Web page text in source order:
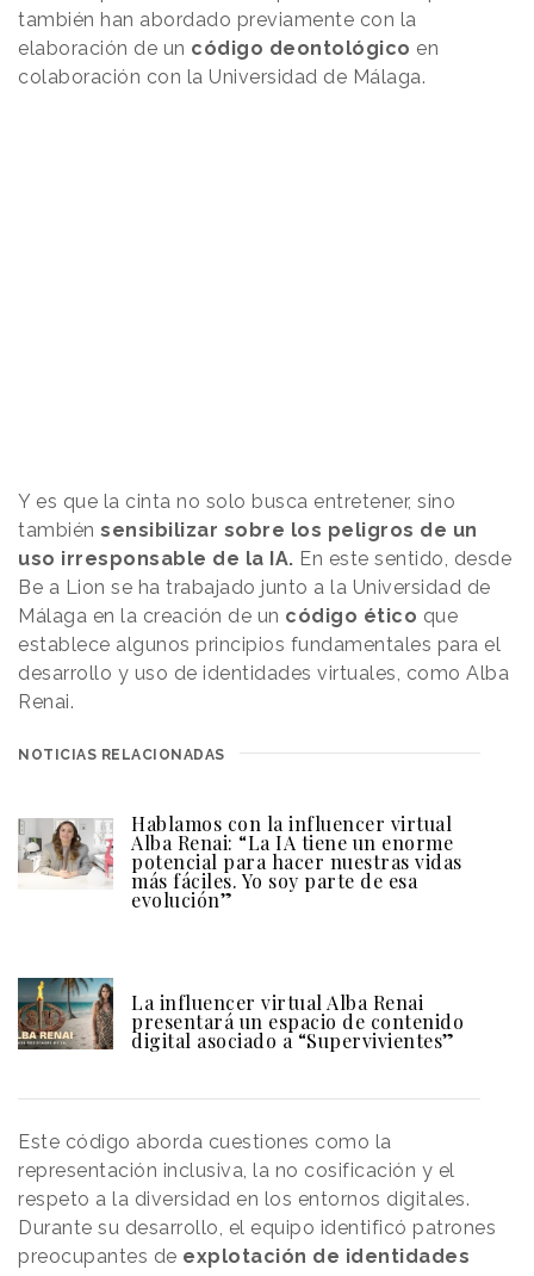
también han abordado previamente con la
elaboración de un código deontológico en
colaboración con la Universidad de Málaga.
Y es que la cinta no solo busca entretener, sino
también sensibilizar sobre los peligros de un
uso irresponsable de la IA. En este sentido, desde
Be a Lion se ha trabajado junto a la Universidad de
Málaga en la creación de un código ético que
establece algunos principios fundamentales para el
desarrollo y uso de identidades virtuales, como Alba
Renai.
NOTICIAS RELACIONADAS
Hablamos con la influencer virtual
Alba Renai: “La IA tiene un enorme
potencial para hacer nuestras vidas
más fáciles. Yo soy parte de esa
evolución”
La influencer virtual Alba Renai
presentará un espacio de contenido
digital asociado a “Supervivientes”
Este código aborda cuestiones como la
representación inclusiva, la no cosificación y el
respeto a la diversidad en los entornos digitales.
Durante su desarrollo, el equipo identificó patrones
preocupantes de explotación de identidades